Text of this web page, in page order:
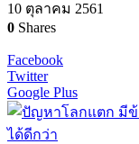
10 ตุลาคม 2561
0 Shares
Facebook
Twitter
Google Plus